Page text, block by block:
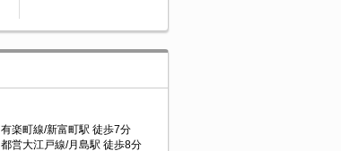
有楽町線/新富町駅 徒歩7分
都営大江戸線/月島駅 徒歩8分